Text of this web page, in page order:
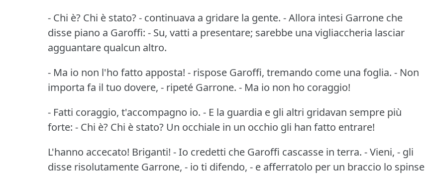
- Chi è? Chi è stato?- continuava a gridare la gente. - Allora intesi Garrone che
disse piano a Garoffi: - Su, vatti a presentare; sarebbe una vigliaccheria lasciar
agguantare qualcun altro.
- Ma io non l'ho fatto apposta! - rispose Garoffi, tremando come una foglia. - Non
importa fa il tuo dovere, - ripeté Garrone. - Ma io non ho coraggio!
- Fatti coraggio, t'accompagno io. - E la guardia e gli altri gridavan sempre più
forte: - Chi è? Chi è stato? Un occhiale in un occhio gli han fatto entrare!
L'hanno accecato! Briganti! - Io credetti che Garoffi cascasse in terra. - Vieni, - gli
disse risolutamente Garrone, - io ti difendo, - e afferratolo per un braccio lo spinse